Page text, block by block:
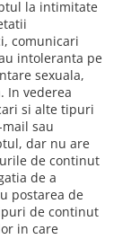
la intimitate
comunicari
intoleranta pe
sexuala,
In vederea
si alte tipuri
sau
dar nu are
de continut
de a
postarea de
de continut
in care